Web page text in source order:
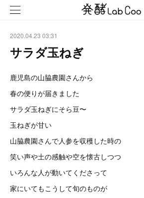
2020.04.23 03:31
サラダ玉ねぎ
鹿児島の山脇農園さんから
春の便りが届きました
サラダ玉ねぎにそら豆〜
玉ねぎが甘い
山脇農園さんで人参を収穫した時の
笑い声や土の感触や空を懐古しつつ
いろんな人が動いてくださって
家にいてもこうして旬のものが